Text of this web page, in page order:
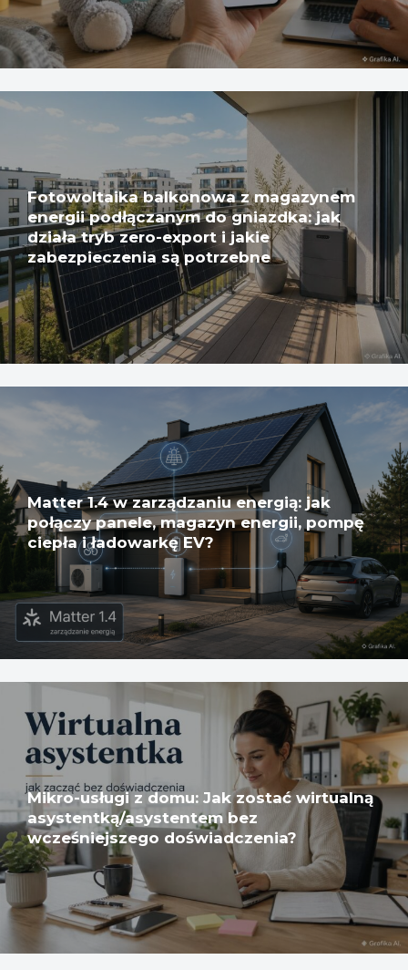
Fotowoltaika balkonowa z magazynem
energii podłączanym do gniazdka: jak
działa tryb zero-export i jakie
zabezpieczenia są potrzebne
Matter 1.4 w zarządzaniu energią: jak
połączy panele, magazyn energii, pompę
ciepła i ładowarkę EV?
Mikro-usługi z domu: Jak zostać wirtualną
asystentką/asystentem bez
wcześniejszego doświadczenia?